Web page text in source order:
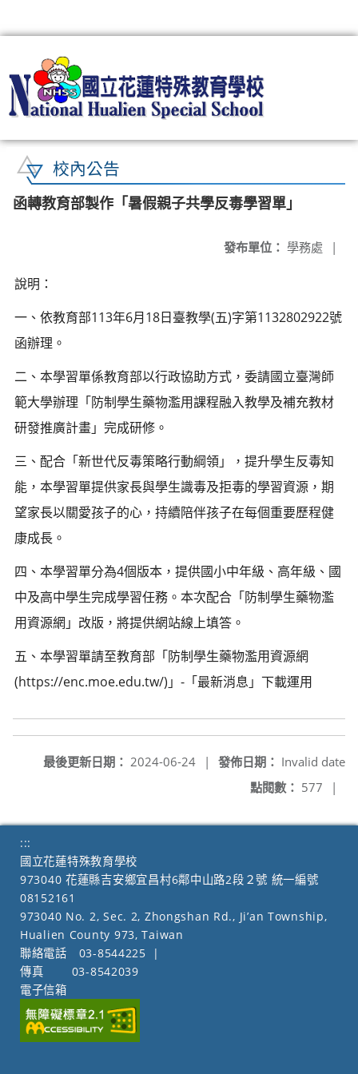
校內公告
函轉教育部製作「暑假親子共學反毒學習單」
發布單位： 學務處 |
說明：
一、依教育部113年6月18日臺教學(五)字第1132802922號
函辦理。
二、本學習單係教育部以行政協助方式，委請國立臺灣師
範大學辦理「防制學生藥物濫用課程融入教學及補充教材
研發推廣計畫」完成研修。
三、配合「新世代反毒策略行動綱領」，提升學生反毒知
能，本學習單提供家長與學生識毒及拒毒的學習資源，期
望家長以關愛孩子的心，持續陪伴孩子在每個重要歷程健
康成長。
四、本學習單分為4個版本，提供國小中年級、高年級、國
中及高中學生完成學習任務。本次配合「防制學生藥物濫
用資源網」改版，將提供網站線上填答。
五、本學習單請至教育部「防制學生藥物濫用資源網
(https://enc.moe.edu.tw/)」-「最新消息」下載運用
發佈日期： Invalid date
最後更新日期： 2024-06-24
|
點閱數： 577 |
:::
國立花蓮特殊教育學校
973040 花蓮縣吉安鄉宜昌村6鄰中山路2段２號 統一編號
08152161
973040 No. 2, Sec. 2, Zhongshan Rd., Ji’an Township,
Hualien County 973, Taiwan
聯絡電話
03-8544225
|
傳真
03-8542039
電子信箱